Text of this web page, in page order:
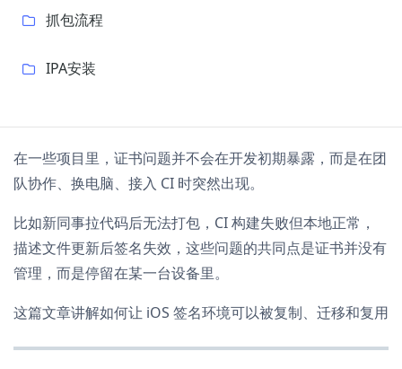
抓包流程
IPA安装
在一些项目里，证书问题并不会在开发初期暴露，而是在团
队协作、换电脑、接入 CI 时突然出现。
比如新同事拉代码后无法打包，CI 构建失败但本地正常，
描述文件更新后签名失效，这些问题的共同点是证书并没有
管理，而是停留在某一台设备里。
这篇文章讲解如何让 iOS 签名环境可以被复制、迁移和复用